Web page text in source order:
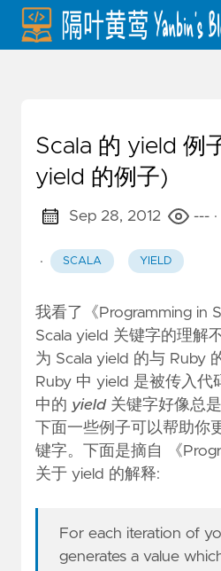
Scala 的 yield 例
yield 的例子)
Sep 28, 2012 ---
· SCALA YIELD
我看了《Programming in
Scala yield 关键字的理解
为 Scala yield 的与 Ruby
Ruby 中 yield 是被传入代
中的 yield 关键字好像总
下面一些例子可以帮助你
键字。下面是摘自 《
关于 yield 的解释:
For each iteration of
generates a value